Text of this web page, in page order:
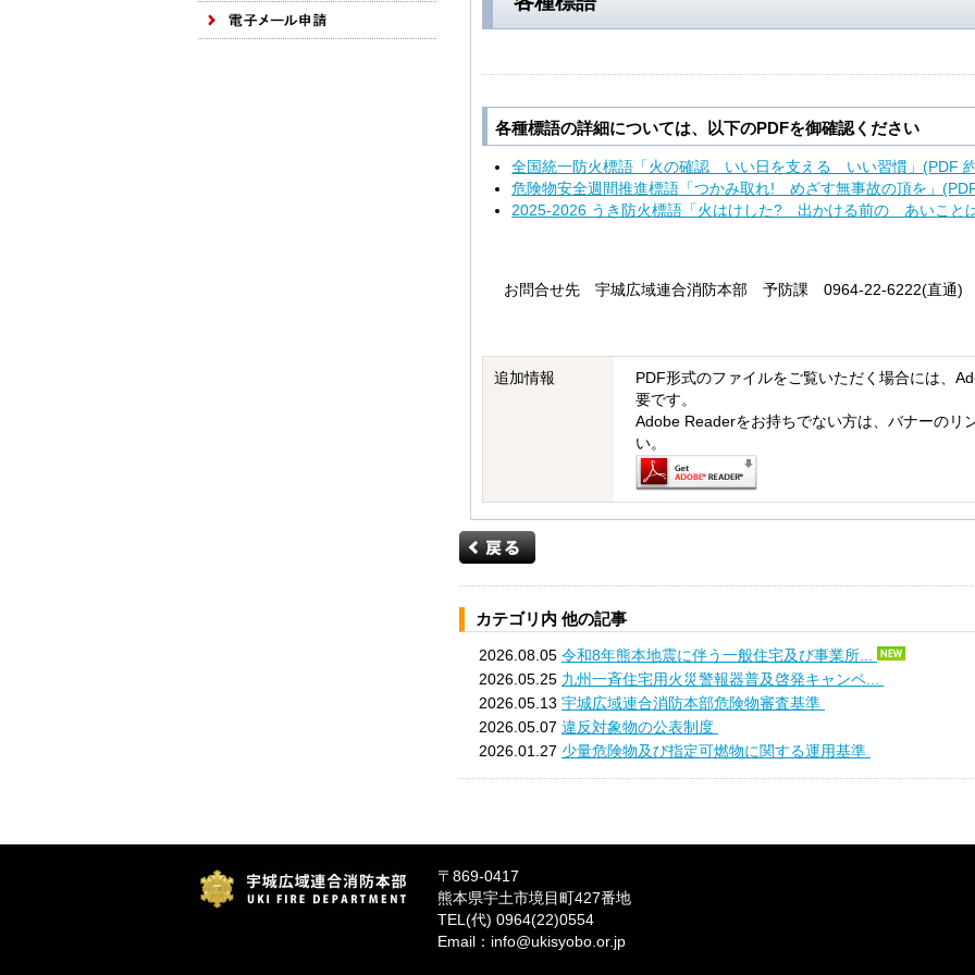
各種標語の詳細については、以下のPDFを御確認ください
全国統一防火標語「火の確認 いい日を支える いい習慣」(PDF
危険物安全週間推進標語「つかみ取れ! めざす無事故の頂を」
2025-2026 うき防火標語「火はけした? 出かける前の あいこと
お問合せ先 宇城広域連合消防本部 予防課 0964-22-6222(直通)
追加情報
PDF形式のファイルをご覧いただく場合には、
要です。
Adobe Readerをお持ちでない方は、バナーのリ
い。
カテゴリ内 他の記事
2026.08.05 令和8年熊本地震に伴う一般住宅及び事業所...
2026.05.25 九州一斉住宅用火災警報器普及啓発キャンペ...
2026.05.13 宇城広域連合消防本部危険物審査基準
2026.05.07 違反対象物の公表制度
2026.01.27 少量危険物及び指定可燃物に関する運用基準
〒869-0417
熊本県宇土市境目町427番地
TEL(代) 0964(22)0554
Email：info@ukisyobo.or.jp